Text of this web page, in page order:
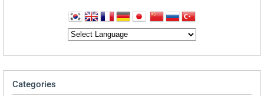
Categories